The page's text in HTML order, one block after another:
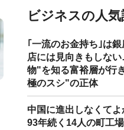
ビジネスの人気
｢一流のお金持ち｣は
店には見向きもしな
物"を知る富裕層が行
極のスシ"の正体
中国に進出しなくて
93年続く14人の町工